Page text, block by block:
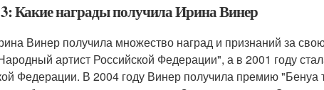
Какие награды получила Ирина Винер
Винер получила множество наград и признаний за
артист Российской Федерации", а в 2001 году
Федерации. В 2004 году Винер получила премию "Бенуа